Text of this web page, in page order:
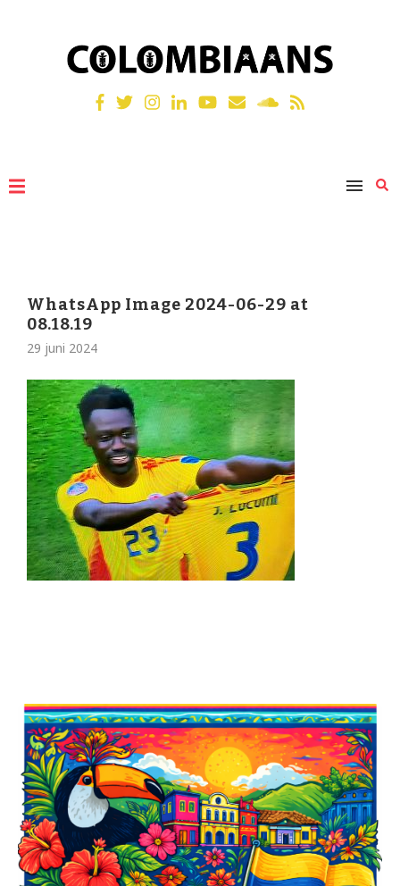
WhatsApp Image 2024-06-29 at
08.18.19
29 juni 2024